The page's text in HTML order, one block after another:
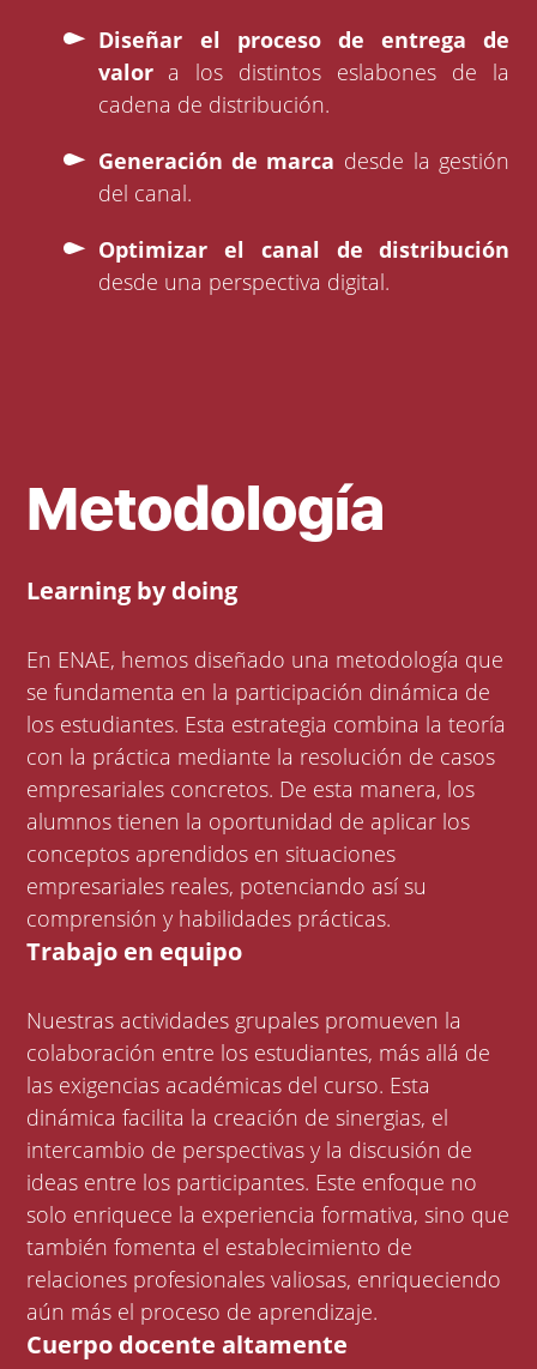
Diseñar el proceso de entrega de
valor a los distintos eslabones de la
cadena de distribución.
Generación de marca desde la gestión
del canal.
Optimizar el canal de distribución
desde una perspectiva digital.
Metodología
Learning by doing
En ENAE, hemos diseñado una metodología que
se fundamenta en la participación dinámica de
los estudiantes. Esta estrategia combina la teoría
con la práctica mediante la resolución de casos
empresariales concretos. De esta manera, los
alumnos tienen la oportunidad de aplicar los
conceptos aprendidos en situaciones
empresariales reales, potenciando así su
comprensión y habilidades prácticas.
Trabajo en equipo
Nuestras actividades grupales promueven la
colaboración entre los estudiantes, más allá de
las exigencias académicas del curso. Esta
dinámica facilita la creación de sinergias, el
intercambio de perspectivas y la discusión de
ideas entre los participantes. Este enfoque no
solo enriquece la experiencia formativa, sino que
también fomenta el establecimiento de
relaciones profesionales valiosas, enriqueciendo
aún más el proceso de aprendizaje.
Cuerpo docente altamente